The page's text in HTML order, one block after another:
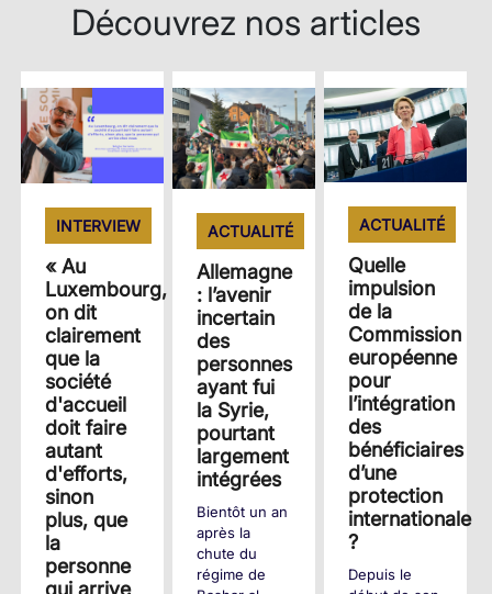
Découvrez nos articles
INTERVIEW
« Au
Luxembourg,
on dit
clairement
que la
société
d'accueil
doit faire
autant
d'efforts,
sinon
plus, que
la
personne
qui arrive
ACTUALITÉ
Allemagne
: l’avenir
incertain
des
personnes
ayant fui
la Syrie,
pourtant
largement
intégrées
Bientôt un an
après la
chute du
régime de
ACTUALITÉ
Quelle
impulsion
de la
Commission
européenne
pour
l’intégration
des
bénéficiaires
d’une
protection
internationale
?
Depuis le